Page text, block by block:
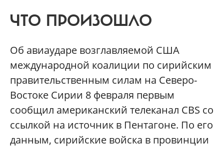
ЧТО ПРОИЗОШЛО
Об авиаударе возглавляемой США
международной коалиции по сирийским
правительственным силам на Северо-
Востоке Сирии 8 февраля первым
сообщил американский телеканал CBS со
ссылкой на источник в Пентагоне. По его
данным, сирийские войска в провинции